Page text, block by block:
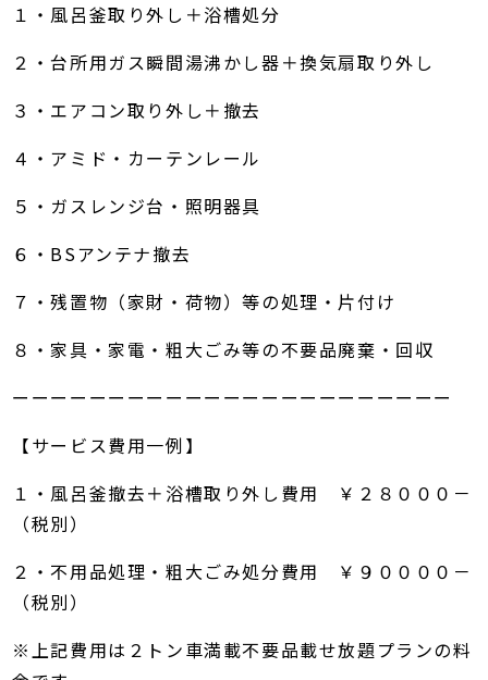
１・風呂釜取り外し＋浴槽処分
２・台所用ガス瞬間湯沸かし器＋換気扇取り外し
３・エアコン取り外し＋撤去
４・アミド・カーテンレール
５・ガスレンジ台・照明器具
６・BSアンテナ撤去
７・残置物（家財・荷物）等の処理・片付け
８・家具・家電・粗大ごみ等の不要品廃棄・回収
ーーーーーーーーーーーーーーーーーーーーーーー
【サービス費用一例】
１・風呂釜撤去＋浴槽取り外し費用 ￥２８０００－
（税別）
２・不用品処理・粗大ごみ処分費用 ￥９００００－
（税別）
※上記費用は２トン車満載不要品載せ放題プランの料